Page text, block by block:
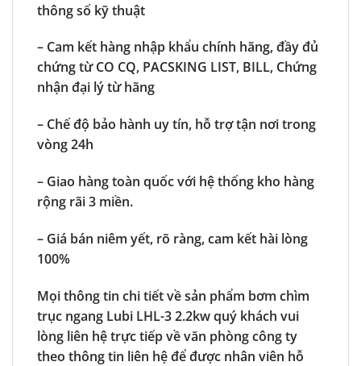
thông số kỹ thuật
– Cam kết hàng nhập khẩu chính hãng, đầy đủ
chứng từ CO CQ, PACSKING LIST, BILL, Chứng
nhận đại lý từ hãng
– Chế độ bảo hành uy tín, hỗ trợ tận nơi trong
vòng 24h
– Giao hàng toàn quốc với hệ thống kho hàng
rộng rãi 3 miền.
– Giá bán niêm yết, rõ ràng, cam kết hài lòng
100%
Mọi thông tin chi tiết về sản phẩm bơm chìm
trục ngang Lubi LHL-3 2.2kw quý khách vui
lòng liên hệ trực tiếp về văn phòng công ty
theo thông tin liên hệ để được nhân viên hỗ